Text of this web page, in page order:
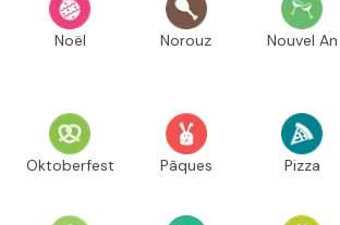
Noël Norouz Nouvel An
Oktoberfest Pâques Pizza